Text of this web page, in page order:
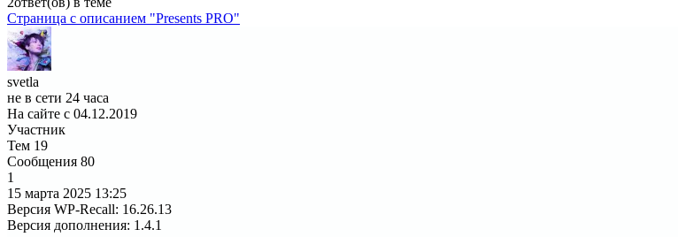
Страница c описанием "Presents PRO"
svetla
не в сети 24 часа
На сайте с 04.12.2019
Участник
Тем 19
Сообщения 80
1
15 марта 2025 13:25
Версия WP-Recall: 16.26.13
Версия дополнения: 1.4.1